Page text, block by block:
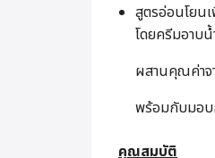
สูตรอ่อนโยน
โดยครีมอาบน้
ผสานคุณค่าจ
พร้อมกับมอบ
คุณสมบัติ